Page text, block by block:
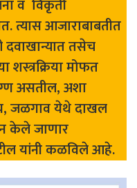
व विकृती
त्यास आजाराबाबतीत
दवाखान्यात तसेच
मोफत
असतील, अशा
जळगाव येथे दाखल
केले जाणार
यांनी कळविले आहे.